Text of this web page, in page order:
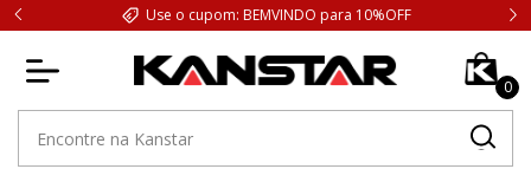
Use o cupom: BEMVINDO para 10%OFF
0